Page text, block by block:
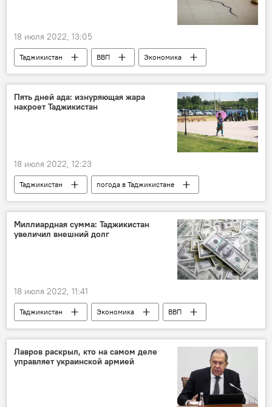
18 июля 2022, 13:05
Таджикистан ВВП
Экономика
бюджет
Пять дней ада: изнуряющая жара
накроет Таджикистан
18 июля 2022, 12:23
Таджикистан
погода в Таджикистане
погода
жара
Миллиардная сумма: Таджикистан
увеличил внешний долг
18 июля 2022, 11:41
Таджикистан Экономика
ВВП
Минфин Таджикистана
госдолг
Лавров раскрыл, кто на самом деле
управляет украинской армией